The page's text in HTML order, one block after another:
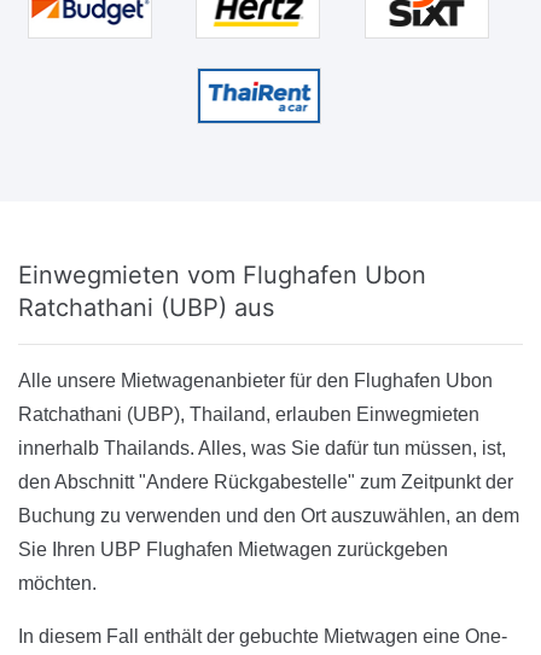
Einwegmieten vom Flughafen Ubon
Ratchathani (UBP) aus
Alle unsere Mietwagenanbieter für den Flughafen Ubon
Ratchathani (UBP), Thailand, erlauben Einwegmieten
innerhalb Thailands. Alles, was Sie dafür tun müssen, ist,
den Abschnitt "Andere Rückgabestelle" zum Zeitpunkt der
Buchung zu verwenden und den Ort auszuwählen, an dem
Sie Ihren UBP Flughafen Mietwagen zurückgeben
möchten.
In diesem Fall enthält der gebuchte Mietwagen eine One-